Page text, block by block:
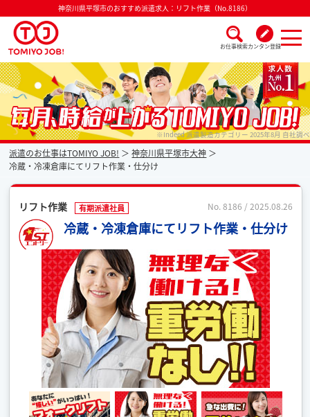
神奈川県平塚市のおすすめ派遣求人：リフト作業（No.8186）
お仕事検索カンタン登録
派遣なら毎月時給が上がるトミヨジョブ ※Indeed 派遣製造カテゴリー 2025年8月 自社調べ
派遣のお仕事はTOMIYO JOB!
神奈川県平塚市大神
冷蔵・冷凍倉庫にてリフト作業・仕分け
リフト作業 有期派遣社員 No. 8186 / 2025.08.26
冷蔵・冷凍倉庫にてリフト作業・仕分け